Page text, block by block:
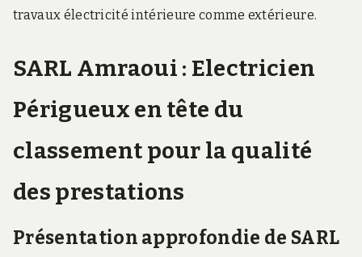
travaux électricité intérieure comme extérieure.
SARL Amraoui : Electricien
Périgueux en tête du
classement pour la qualité
des prestations
Présentation approfondie de SARL